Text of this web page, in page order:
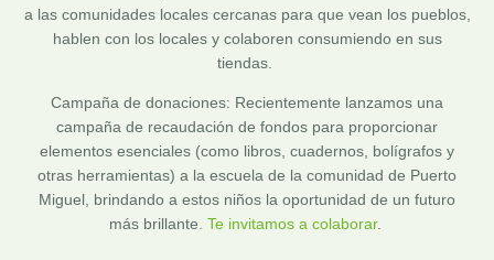
a las comunidades locales cercanas para que vean los pueblos,
hablen con los locales y colaboren consumiendo en sus
tiendas.
Campaña de donaciones: Recientemente lanzamos una
campaña de recaudación de fondos para proporcionar
elementos esenciales (como libros, cuadernos, bolígrafos y
otras herramientas) a la escuela de la comunidad de Puerto
Miguel, brindando a estos niños la oportunidad de un futuro
más brillante. Te invitamos a colaborar.